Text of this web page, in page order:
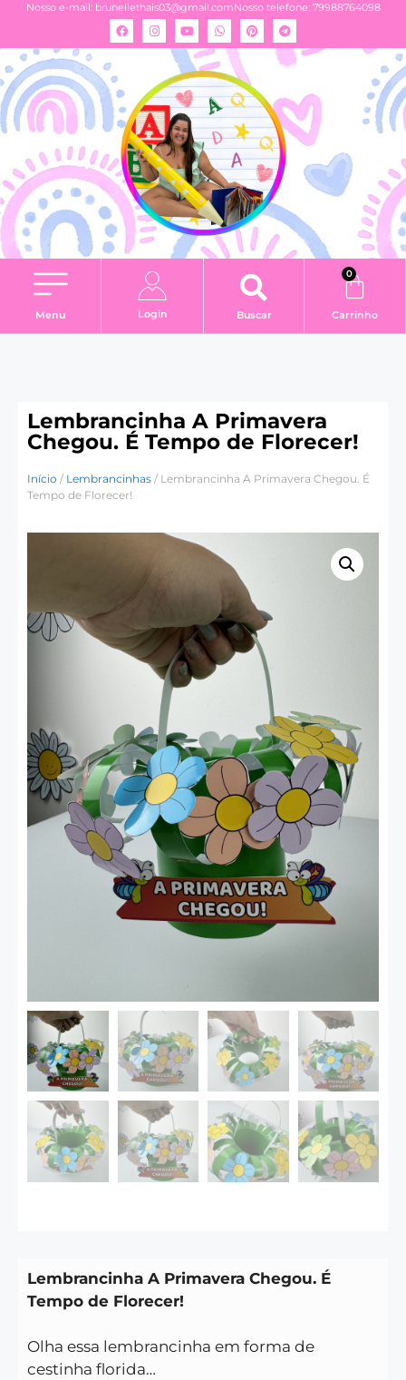
Nosso e-mail: brunellethais03@gmail.comNosso telefone: 79988764098
Menu Login Buscar
0
Carrinho
Lembrancinha A Primavera
Chegou. É Tempo de Florecer!
Início / Lembrancinhas / Lembrancinha A Primavera Chegou. É
Tempo de Florecer!
Lembrancinha A Primavera Chegou. É
Tempo de Florecer!
Olha essa lembrancinha em forma de
cestinha florida…